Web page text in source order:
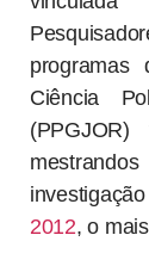
programas
Ciência
2012, o